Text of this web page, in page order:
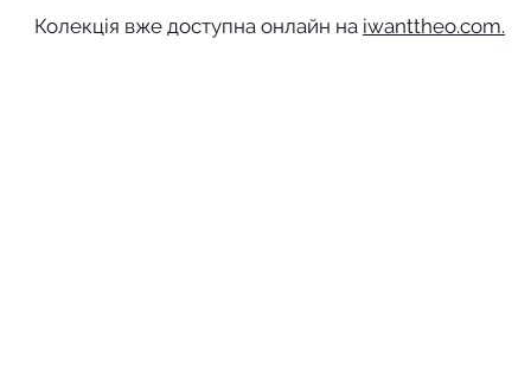
Колекція вже доступна онлайн на iwanttheo.com.